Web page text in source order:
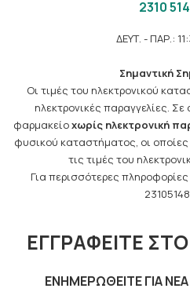
2310
ΔΕΥΤ. - ΠΑΡ.:
Σημαντική
Οι τιμές του ηλεκτρονικού
ηλεκτρονικές παραγγελίες.
φαρμακείοχωρίς ηλεκτρονική
φυσικού καταστήματος, οι οποίες
τις τιμές του
Για περισσότερες
ΕΓΓΡΑΦΕΊΤΕ ΣΤΟ
ΕΝΗΜΕΡΩΘΕΊΤΕ ΓΙΑ ΝΈΑ